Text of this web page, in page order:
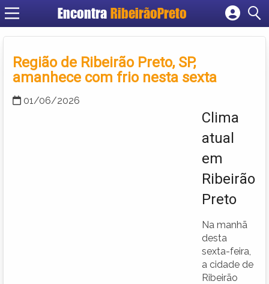
Encontra RibeirãoPreto
Cadastrar empresa
Criar conta
Região de Ribeirão Preto, SP,
amanhece com frio nesta sexta
01/06/2026
Clima
atual
em
Ribeirão
Preto
Na manhã
desta
sexta-feira,
a cidade de
Ribeirão